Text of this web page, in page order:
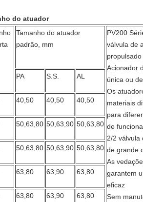
do atuador
Tamanho do atuador
padrão, mm
PV200
válvula de
Acionador
única ou
Os
materiais
para
de
2/2 válvula
de grande
As
garantem
eficaz
Sem
PA S.S. AL
40,50 40,50 40,50
50,63,80 50,63,90 50,63,80
50,63,80 50,63,90 50,63,80
63,80 63,90 63,80
63,80 63,90 63,80